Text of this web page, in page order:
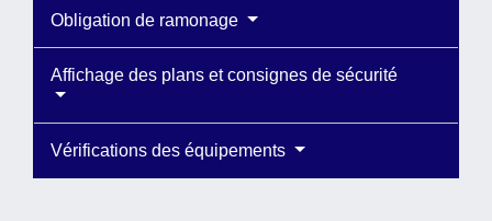
Obligation de ramonage
Affichage des plans et consignes de sécurité
Vérifications des équipements